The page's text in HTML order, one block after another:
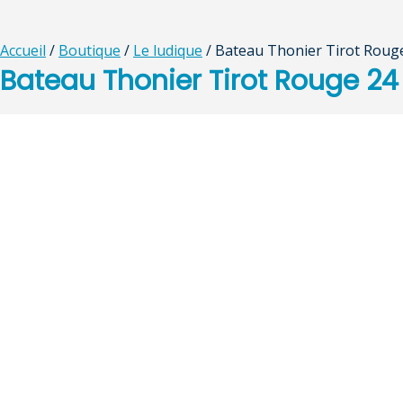
Accueil / Boutique / Le ludique / Bateau Thonier Tirot
Bateau Thonier Tirot Rouge